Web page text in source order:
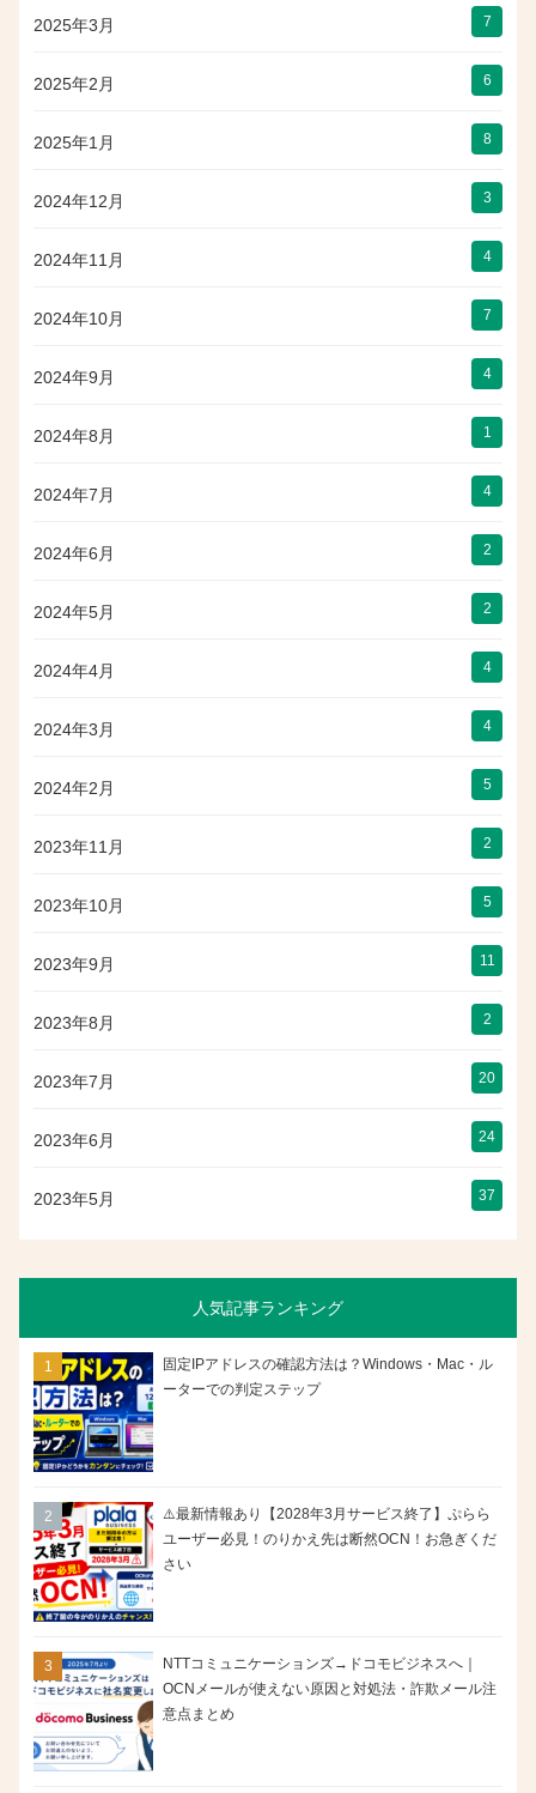
2025年3月 7
2025年2月 6
2025年1月 8
2024年12月 3
2024年11月 4
2024年10月 7
2024年9月 4
2024年8月 1
2024年7月 4
2024年6月 2
2024年5月 2
2024年4月 4
2024年3月 4
2024年2月 5
2023年11月 2
2023年10月 5
2023年9月 11
2023年8月 2
2023年7月 20
2023年6月 24
2023年5月 37
人気記事ランキング
固定IPアドレスの確認方法は？Windows・Mac・ル
ーターでの判定ステップ
⚠️最新情報あり【2028年3月サービス終了】ぷらら
ユーザー必見！のりかえ先は断然OCN！お急ぎくだ
さい
NTTコミュニケーションズ→ドコモビジネスへ｜
OCNメールが使えない原因と対処法・詐欺メール注
意点まとめ